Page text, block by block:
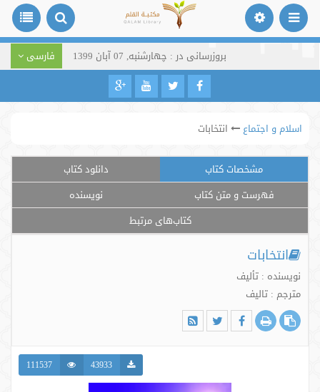
بروزرسانی در : چهارشنبه, 07 آبان 1399 فارسی
اسلام و اجتماع انتخابات
مشخصات کتاب
دانلود کتاب
فهرست و متن کتاب
نویسنده
کتاب‌های مرتبط
انتخابات
نویسنده : تألیف
مترجم : تالیف
43933
111537